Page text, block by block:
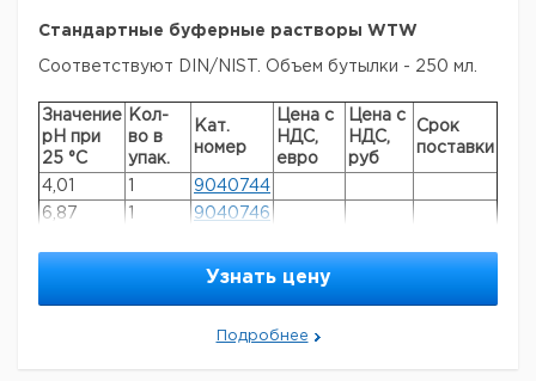
Стандартные буферные растворы WTW
Соответствуют DIN/NIST. Объем бутылки - 250 мл.
Значение
рН при
25 °C
Кол-
во в
упак.
Кат.
номер
Цена с
НДС,
евро
Цена с
НДС,
руб
Срок
поставки
4,01
9040744
6,87
1
9040746
Рекомендуем купить по низкой цене.
Узнать цену
Подробнее